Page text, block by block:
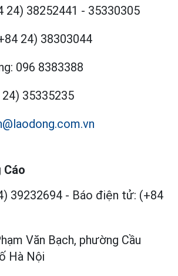
24) 38252441 - 35330305
24) 38303044
096 8383388
35335235
Cáo
39232694 - Báo điện tử: (+84
Văn Bạch, phường Cầu
Hà Nội